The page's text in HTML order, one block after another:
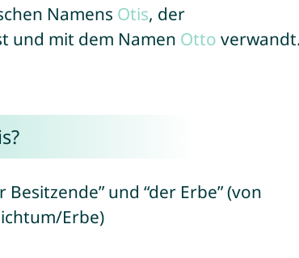
Namens Otis, der
und mit dem Namen Otto verwandt.
Besitzende” und “der Erbe” (von
Erbe)